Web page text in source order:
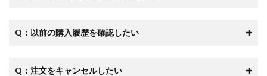
Q：以前の購入履歴を確認したい
Q：注文をキャンセルしたい